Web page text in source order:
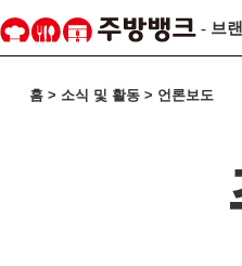
- 브
홈 > 소식 및 활동 > 언론보도